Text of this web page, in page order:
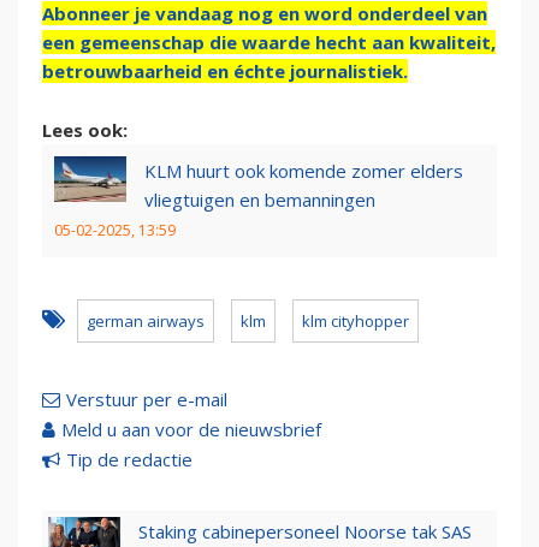
Abonneer je vandaag nog en word onderdeel van
een gemeenschap die waarde hecht aan kwaliteit,
betrouwbaarheid en échte journalistiek.
Lees ook:
KLM huurt ook komende zomer elders
vliegtuigen en bemanningen
05-02-2025, 13:59
german airways klm klm cityhopper
Verstuur per e-mail
Meld u aan voor de nieuwsbrief
Tip de redactie
Staking cabinepersoneel Noorse tak SAS